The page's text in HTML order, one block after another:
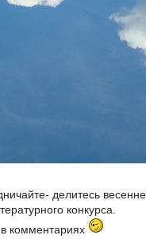
делитесь
конкурса.
комментариях